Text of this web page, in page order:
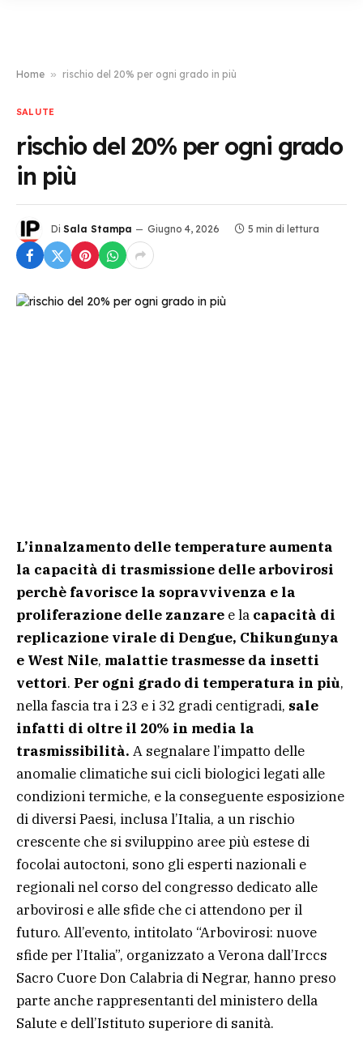
Home » rischio del 20% per ogni grado in più
SALUTE
rischio del 20% per ogni grado
in più
Di Sala Stampa Giugno 4, 2026 5 min di lettura
L’innalzamento delle temperature aumenta
la capacità di trasmissione delle arbovirosi
perchè favorisce la sopravvivenza e la
proliferazione delle zanzare e la capacità di
replicazione virale di Dengue, Chikungunya
e West Nile, malattie trasmesse da insetti
vettori. Per ogni grado di temperatura in più,
nella fascia tra i 23 e i 32 gradi centigradi, sale
infatti di oltre il 20% in media la
trasmissibilità. A segnalare l’impatto delle
anomalie climatiche sui cicli biologici legati alle
condizioni termiche, e la conseguente esposizione
di diversi Paesi, inclusa l’Italia, a un rischio
crescente che si sviluppino aree più estese di
focolai autoctoni, sono gli esperti nazionali e
regionali nel corso del congresso dedicato alle
arbovirosi e alle sfide che ci attendono per il
futuro. All’evento, intitolato “Arbovirosi: nuove
sfide per l’Italia”, organizzato a Verona dall’Irccs
Sacro Cuore Don Calabria di Negrar, hanno preso
parte anche rappresentanti del ministero della
Salute e dell’Istituto superiore di sanità.